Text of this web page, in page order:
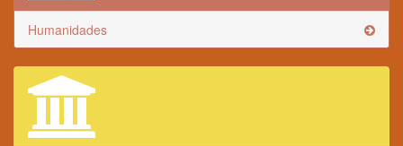
Humanidades